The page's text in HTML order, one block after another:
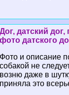
Дог, датский
фото датского
Фото и описание
собакой не
возню даже в
приняла это